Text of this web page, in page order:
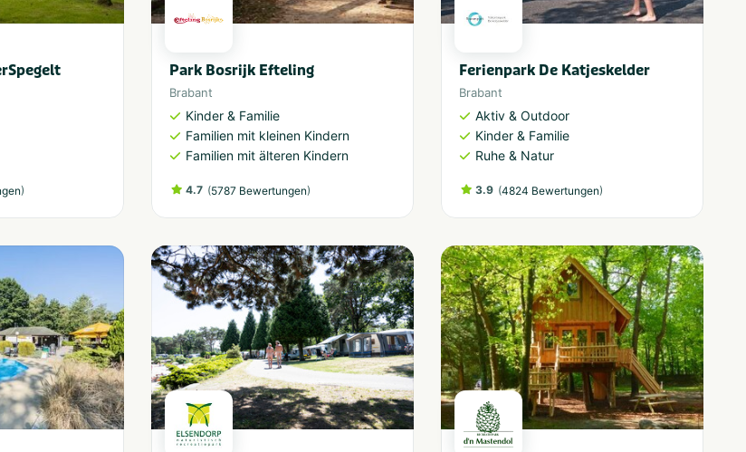
)
Park Bosrijk Efteling
Brabant
Kinder & Familie
Familien mit kleinen Kindern
Familien mit älteren Kindern
4.7 (5787 Bewertungen)
Ferienpark De Katjeskelder
Brabant
Aktiv & Outdoor
Kinder & Familie
Ruhe & Natur
3.9 (4824 Bewertungen)